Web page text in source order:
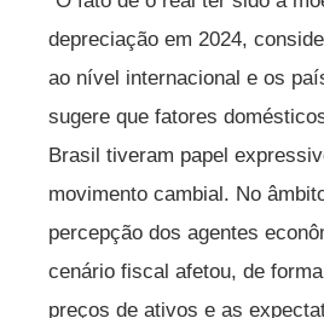
depreciação em 2024,
ao nível internacional e os
sugere que fatores
Brasil tiveram papel
movimento cambial. No
percepção dos agentes
cenário fiscal afetou, de
preços de ativos e as